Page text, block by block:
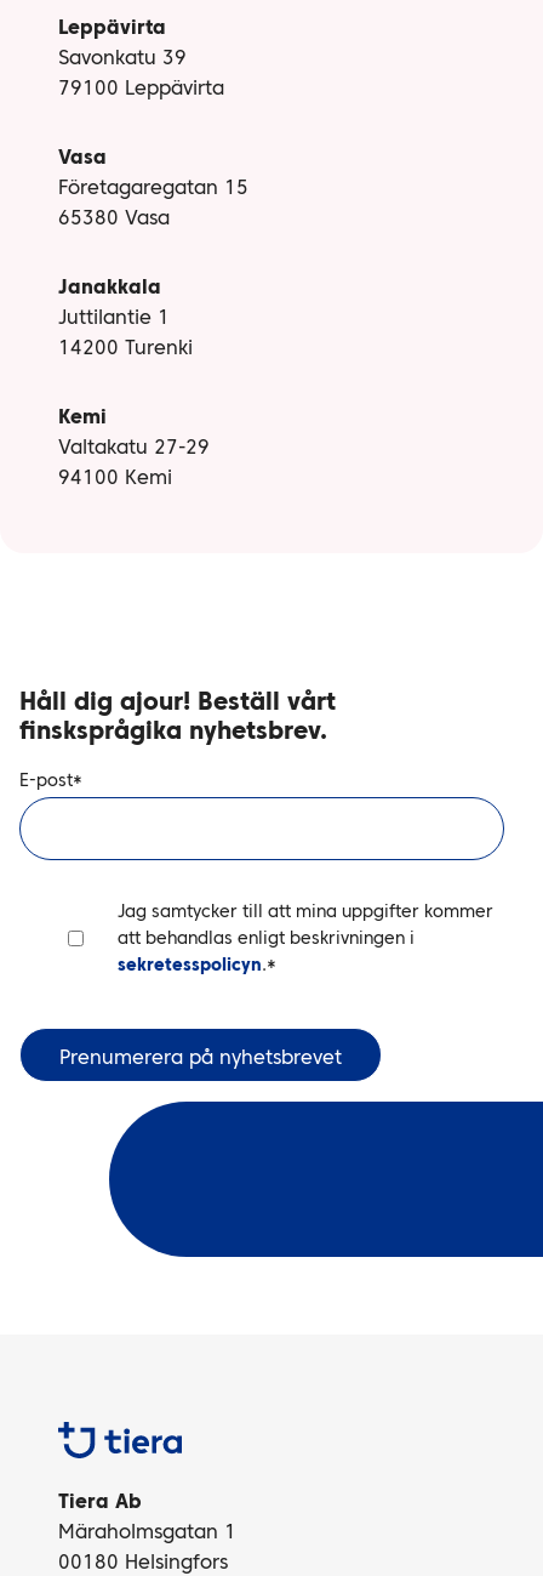
Leppävirta
Savonkatu 39
79100 Leppävirta
Vasa
Företagaregatan 15
65380 Vasa
Janakkala
Juttilantie 1
14200 Turenki
Kemi
Valtakatu 27-29
94100 Kemi
Håll dig ajour! Beställ vårt
finsksprågika nyhetsbrev.
E-post*
Jag samtycker till att mina uppgifter kommer
att behandlas enligt beskrivningen i
sekretesspolicyn.*
Tiera
Tiera Ab
Märaholmsgatan 1
00180 Helsingfors